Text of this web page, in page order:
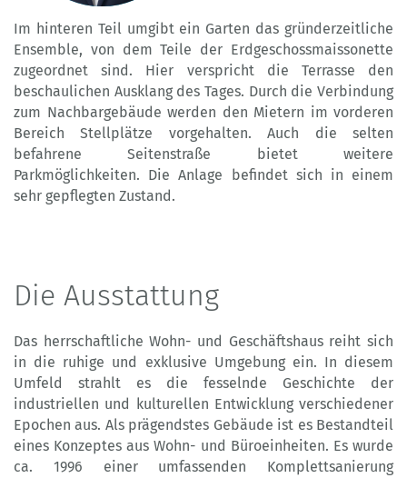
Im hinteren Teil umgibt ein Garten das gründerzeitliche
Ensemble, von dem Teile der Erdgeschossmaissonette
zugeordnet sind. Hier verspricht die Terrasse den
beschaulichen Ausklang des Tages. Durch die Verbindung
zum Nachbargebäude werden den Mietern im vorderen
Bereich Stellplätze vorgehalten. Auch die selten
befahrene Seitenstraße bietet weitere
Parkmöglichkeiten. Die Anlage befindet sich in einem
sehr gepflegten Zustand.
Die Ausstattung
Das herrschaftliche Wohn- und Geschäftshaus reiht sich
in die ruhige und exklusive Umgebung ein. In diesem
Umfeld strahlt es die fesselnde Geschichte der
industriellen und kulturellen Entwicklung verschiedener
Epochen aus. Als prägendstes Gebäude ist es Bestandteil
eines Konzeptes aus Wohn- und Büroeinheiten. Es wurde
ca. 1996 einer umfassenden Komplettsanierung